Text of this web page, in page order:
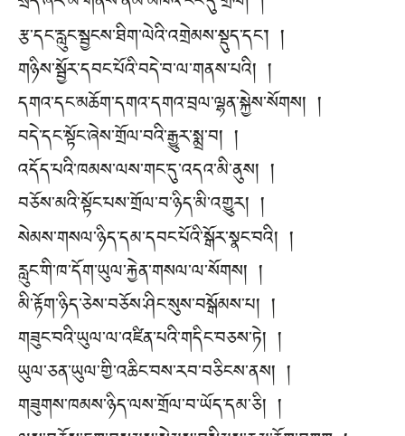
རྩ་དང་རླུང་སྦྱངས་ཐིག་ལེའི་འགྲེམས་སྡུད་དང༌། །
གཉིས་སྦྱོར་དབང་པོའི་བདེ་བ་ལ་གནས་པའི། །
དགའ་དང་མཆོག་དགའ་དགའ་བྲལ་ལྷན་སྐྱེས་སོགས། །
བདེ་དང་སྟོང་ཞེས་གྲོལ་བའི་རྒྱུར་སྨྲ་བ། །
འདོད་པའི་ཁམས་ལས་གང་དུ་འདའ་མི་ནུས། །
བཅོས་མའི་སྟོང་པས་གྲོལ་བ་ཉིད་མི་འགྱུར། །
སེམས་གསལ་ཉིད་དམ་དབང་པོའི་སྒོར་སྣང་བའི། །
རླུང་གི་ཁ་དོག་ཡུལ་རྐྱེན་གསལ་ལ་སོགས། །
མི་རྟོག་ཉིད་ཅེས་བཅོས་ཤིང་སུས་བསྒོམས་པ། །
གཟུང་བའི་ཡུལ་ལ་འཛིན་པའི་གདིང་བཅས་ཏེ། །
ཡུལ་ཅན་ཡུལ་གྱི་འཆིང་བས་རབ་བཅིངས་ནས། །
གཟུགས་ཁམས་ཉིད་ལས་གྲོལ་བ་ཡོད་དམ་ཅི། །